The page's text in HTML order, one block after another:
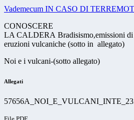
Vademecum IN CASO DI
CONOSCERE
LA CALDERA Bradisismo,emissioni di
eruzioni vulcaniche (sotto in allegato)
Noi e i vulcani-(sotto allegato)
Allegati